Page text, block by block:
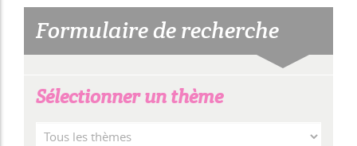
Formulaire de recherche
Sélectionner un thème